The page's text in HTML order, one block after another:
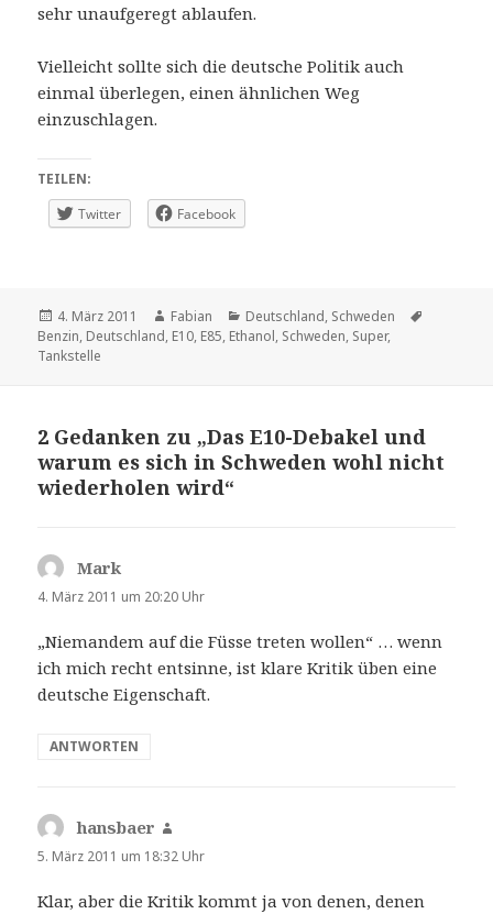
sehr unaufgeregt ablaufen.
Vielleicht sollte sich die deutsche Politik auch
einmal überlegen, einen ähnlichen Weg
einzuschlagen.
TEILEN:
Twitter
Facebook
Veröffentlicht
am
4. März 2011 Autor
Fabian Kategorien
Deutschland, Schweden
Benzin, Deutschland, E10, E85, Ethanol, Schweden, Super,
Tankstelle
2 Gedanken zu „Das E10-Debakel und
warum es sich in Schweden wohl nicht
wiederholen wird“
Mark
4. März 2011 um 20:20 Uhr
„Niemandem auf die Füsse treten wollen“ … wenn
ich mich recht entsinne, ist klare Kritik üben eine
deutsche Eigenschaft.
ANTWORTEN
hansbaer
5. März 2011 um 18:32 Uhr
Klar, aber die Kritik kommt ja von denen, denen